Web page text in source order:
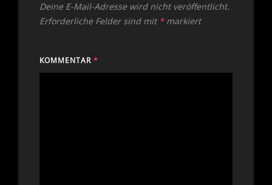
Deine E-Mail-Adresse wird nicht veröffentlicht.
Erforderliche Felder sind mit *markiert
KOMMENTAR *